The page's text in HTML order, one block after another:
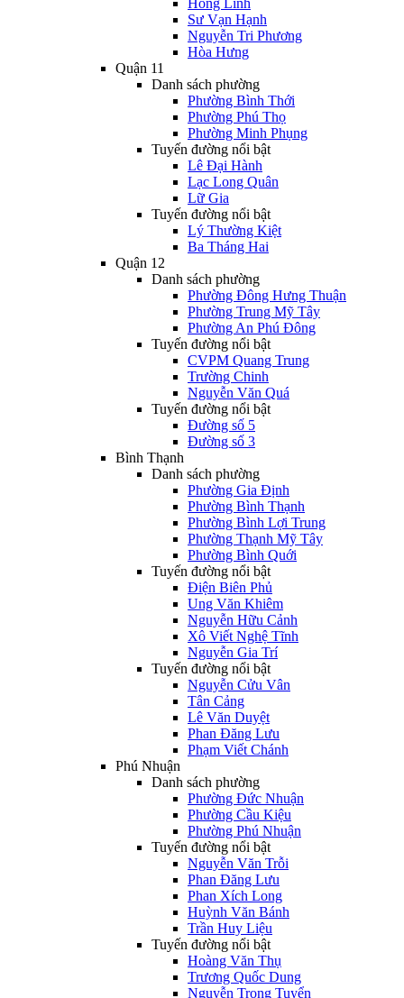
Hồng Lĩnh
Sư Vạn Hạnh
Nguyễn Tri Phương
Hòa Hưng
Quận 11
Danh sách phường
Phường Bình Thới
Phường Phú Thọ
Phường Minh Phụng
Tuyến đường nổi bật
Lê Đại Hành
Lạc Long Quân
Lữ Gia
Tuyến đường nổi bật
Lý Thường Kiệt
Ba Tháng Hai
Quận 12
Danh sách phường
Phường Đông Hưng Thuận
Phường Trung Mỹ Tây
Phường An Phú Đông
Tuyến đường nổi bật
CVPM Quang Trung
Trường Chinh
Nguyễn Văn Quá
Tuyến đường nổi bật
Đường số 5
Đường số 3
Bình Thạnh
Danh sách phường
Phường Gia Định
Phường Bình Thạnh
Phường Bình Lợi Trung
Phường Thạnh Mỹ Tây
Phường Bình Quới
Tuyến đường nổi bật
Điện Biên Phủ
Ung Văn Khiêm
Nguyễn Hữu Cảnh
Xô Viết Nghệ Tĩnh
Nguyễn Gia Trí
Tuyến đường nổi bật
Nguyễn Cửu Vân
Tân Cảng
Lê Văn Duyệt
Phan Đăng Lưu
Phạm Viết Chánh
Phú Nhuận
Danh sách phường
Phường Đức Nhuận
Phường Cầu Kiệu
Phường Phú Nhuận
Tuyến đường nổi bật
Nguyễn Văn Trỗi
Phan Đăng Lưu
Phan Xích Long
Huỳnh Văn Bánh
Trần Huy Liệu
Tuyến đường nổi bật
Hoàng Văn Thụ
Trương Quốc Dung
Nguyễn Trọng Tuyển